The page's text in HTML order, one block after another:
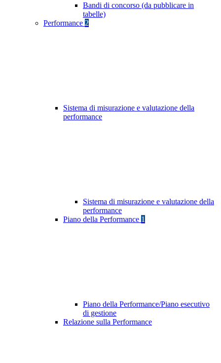
Bandi di concorso (da pubblicare in
tabelle)
Performance 2
Sistema di misurazione e valutazione della
performance
Sistema di misurazione e valutazione della
performance
Piano della Performance 1
Piano della Performance/Piano esecutivo
di gestione
Relazione sulla Performance